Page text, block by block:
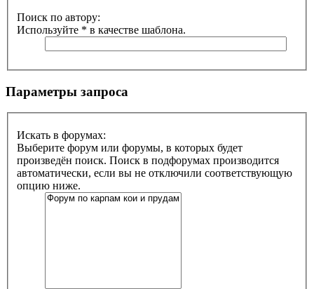
Поиск по автору:
Используйте * в качестве шаблона.
Параметры запроса
Искать в форумах:
Выберите форум или форумы, в которых будет
произведён поиск. Поиск в подфорумах производится
автоматически, если вы не отключили соответствующую
опцию ниже.